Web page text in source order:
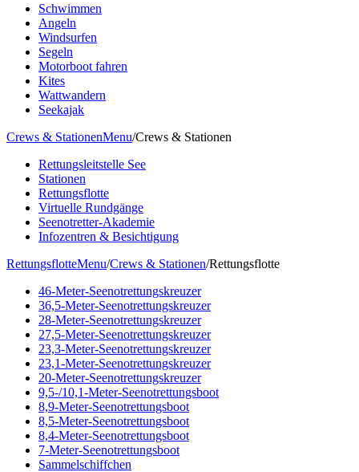
Schwimmen
Angeln
Windsurfen
Segeln
Motorboot fahren
Kites
Wattwandern
Seekajak
Crews & StationenMenu/Crews & Stationen
Rettungsleitstelle See
Stationen
Rettungsflotte
Virtuelle Rundgänge
Seenotretter-Akademie
Infozentren & Besichtigung
RettungsflotteMenu/Crews & Stationen/Rettungsflotte
46-Meter-Seenotrettungskreuzer
36,5-Meter-Seenotrettungskreuzer
28-Meter-Seenotrettungskreuzer
27,5-Meter-Seenotrettungskreuzer
23,3-Meter-Seenotrettungskreuzer
23,1-Meter-Seenotrettungskreuzer
20-Meter-Seenotrettungskreuzer
9,5-/10,1-Meter-Seenotrettungsboot
8,9-Meter-Seenotrettungsboot
8,5-Meter-Seenotrettungsboot
8,4-Meter-Seenotrettungsboot
7-Meter-Seenotrettungsboot
Sammelschiffchen